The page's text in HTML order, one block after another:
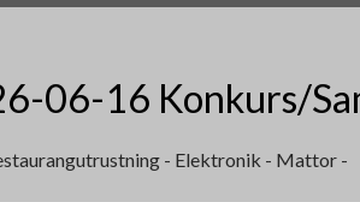
06-16 Konkurs/
- Elektronik - Mattor -